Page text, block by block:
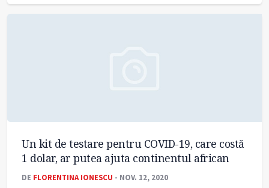
Un kit de testare pentru COVID-19, care costă
1 dolar, ar putea ajuta continentul african
DE FLORENTINA IONESCU - NOV. 12, 2020